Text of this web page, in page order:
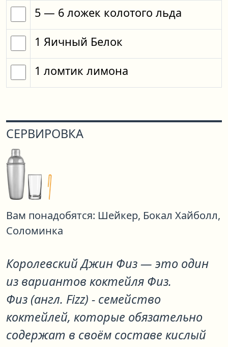
5 — 6 ложек колотого льда
1 Яичный Белок
1 ломтик лимона
СЕРВИРОВКА
Вам понадобятся: Шейкер, Бокал Хайболл,
Соломинка
Королевский Джин Физ— это один
из вариантов коктейля Физ.
Физ (англ. Fizz) - семейство
коктейлей, которые обязательно
содержат в своём составе кислый